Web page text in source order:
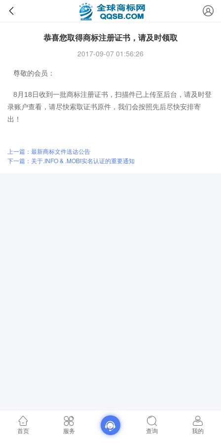
恭喜您取得商标注册证书，请及时领取
2017-09-07 01:56:26
尊敬的会员：
8月18日收到一批商标注册证书，扫描件已上传至后台，请及时登
录账户查看，请尽快索取证书原件，我们会按照先后尽快安排寄
出！
上一篇：最新商标文件送达公告
下一篇：关于.INFO & .MOBI实名认证的重要通知
首页 服务 查询 我的